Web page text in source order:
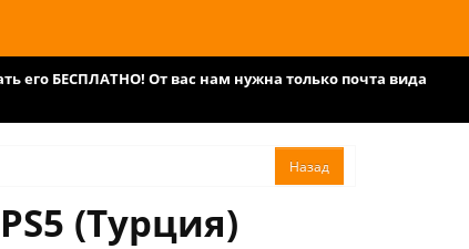
БЕСПЛАТНО! От вас нам нужна только почта вида
(Турция)